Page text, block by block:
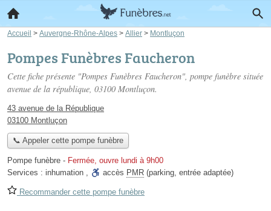
Accueil > Auvergne-Rhône-Alpes > Allier > Montluçon
Pompes Funèbres Faucheron
Cette fiche présente "Pompes Funèbres Faucheron", pompe funèbre située
avenue de la république, 03100 Montluçon.
43 avenue de la République
03100 Montluçon
📞 Appeler cette pompe funèbre
Pompe funèbre - Fermée, ouvre lundi à 9h00
Services : inhumation , accès PMR (parking, entrée adaptée)
Recommander cette pompe funèbre